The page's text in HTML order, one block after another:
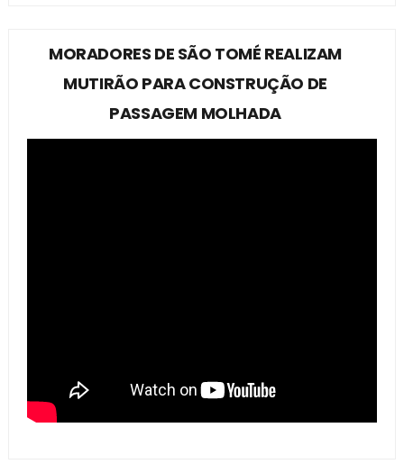
MORADORES DE SÃO TOMÉ REALIZAM
MUTIRÃO PARA CONSTRUÇÃO DE
PASSAGEM MOLHADA